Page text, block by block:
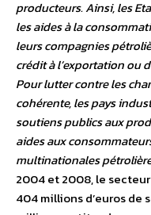
producteurs. Ainsi, les
les aides à la
leurs compagnies
crédit à l’exportation ou
Pour lutter contre les
cohérente, les pays
soutiens publics aux
aides aux
multinationales
2004 et 2008, le
404 millions d’euros